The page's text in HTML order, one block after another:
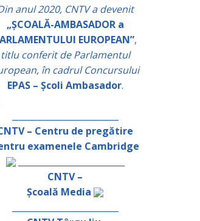
anul 2020, CNTV a devenit
„ȘCOALĂ-AMBASADOR a
EUROPEAN”,
titlu conferit de Parlamentul
în cadrul Concursului
EPAS – Școli Ambasador.
– Centru de pregătire
examenele Cambridge
_________________________
CNTV –
Școală Media